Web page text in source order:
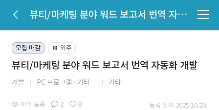
뷰티/마케팅 분야 워드 보고서 번역 자동화 개발
모집 마감 📔 외주
뷰티/마케팅 분야 워드 보고서 번역 자동화 개발
개발 PC 프로그램 기타 기타
아주 높음 2 8 등록 일자 2025.10.20.